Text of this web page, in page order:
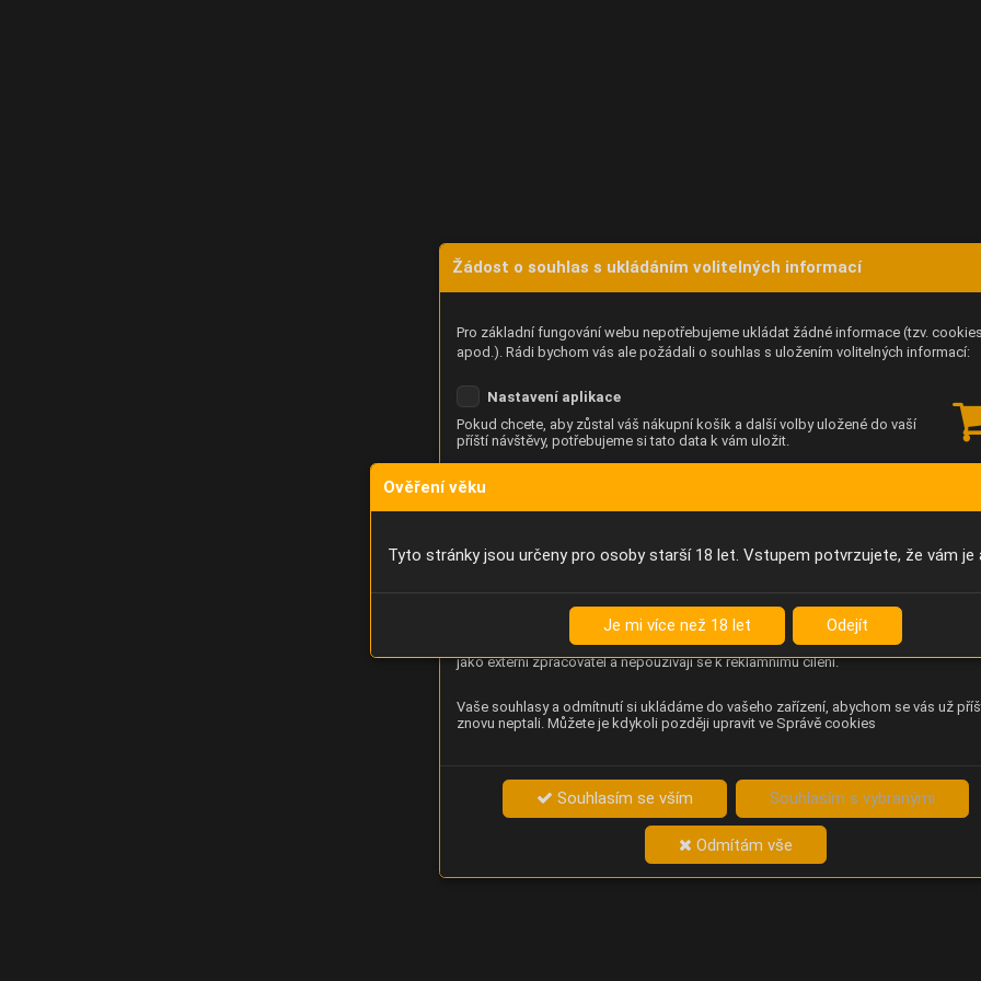
Žádost o souhlas s ukládáním volitelných informací
Pro základní fungování webu nepotřebujeme ukládat žádné informace (tzv.
apod.). Rádi bychom vás ale požádali o souhlas s uložením volitelných informací:
Nastavení aplikace
Pokud chcete, aby zůstal váš nákupní košík a další volby uložené do vaší
příští návštěvy, potřebujeme si tato data k vám uložit.
Analýza chování návštěvníků na webu (pohyb kurzoru, kliknutí, procházení
stránek a heatmapy), která provozovateli e-shopu Betelné škopek pomáhá
zlepšovat obsah a použitelnost. Data zpracovává služba Contentsquare
jako externí zpracovatel a nepoužívají se k reklamnímu cílení.
Vaše souhlasy a odmítnutí si ukládáme do vašeho zařízení, abychom se vás už
znovu neptali. Můžete je kdykoli později upravit ve Správě cookies
Souhlasím se vším Souhlasím s vybranými
Odmítám vše
Ověření věku
Tyto stránky jsou určeny pro osoby starší 18 let. Vstupem potvrzujete, že vám je
Je mi více než 18 let Odejít